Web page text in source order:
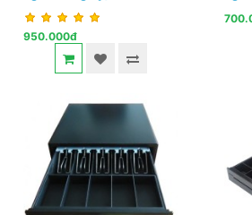
950.000đ